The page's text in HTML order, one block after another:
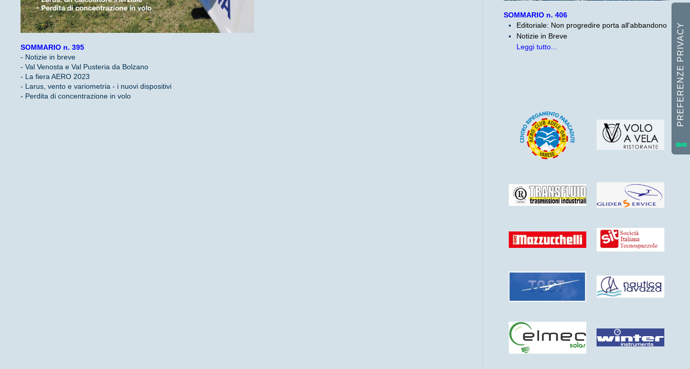
SOMMARIO n. 406
Editoriale: Non progredire porta all'abbandono
Notizie in Breve
Leggi tutto...
SOMMARIO n. 395
- Notizie in breve
- Val Venosta e Val Pusteria da Bolzano
- La fiera AERO 2023
- Larus, vento e variometria - i nuovi dispositivi
- Perdita di concentrazione in volo